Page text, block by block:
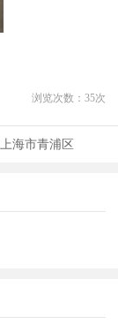
浏览次数： 35次
上海市青浦区